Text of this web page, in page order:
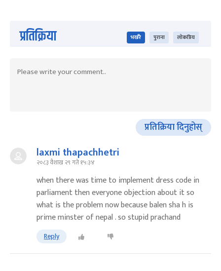
प्रतिक्रिया भर्खरै पुराना लोकप्रिय
प्रतिक्रिया दिनुहोस्
laxmi thapachhetri
२०८३ वैशाख २९ गते १५:३४
when there was time to implement dress code in
parliament then everyone objection about it so
what is the problem now because balen sha h is
prime minster of nepal . so stupid prachand
Reply